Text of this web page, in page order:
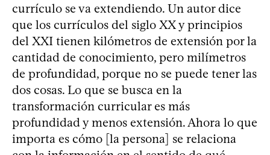
currículo se va extendiendo. Un autor dice
que los currículos del siglo XX y principios
del XXI tienen kilómetros de extensión por la
cantidad de conocimiento, pero milímetros
de profundidad, porque no se puede tener las
dos cosas. Lo que se busca en la
transformación curricular es más
profundidad y menos extensión. Ahora lo que
importa es cómo [la persona] se relaciona